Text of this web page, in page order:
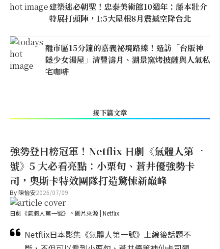
建築迷必朝聖！忠泰美術館10週年：藤本壯介
特展打頭陣，1:5大屋根8月震撼空降台北
離市區15分鐘的嘉義祕境路線！造訪「台版神
隱少女湯屋」清豐濤月、湖景窯烤披薩與人氣私
宅咖啡
接下篇文章
強勢登日榜冠軍！Netflix 日劇《氣體人第一
號》5 大必看亮點：小栗旬、蒼井優強勢卡
司，奧斯卡特效團隊打造驚悚新巔峰
By 陳怡安2026/07/09
日劇《氣體人第一號》。圖片來源 | Netflix
Netflix日本影集《氣體人第一號》上線後話題不